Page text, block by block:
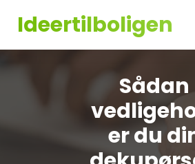
Ideertilboligen
Sådan
er du